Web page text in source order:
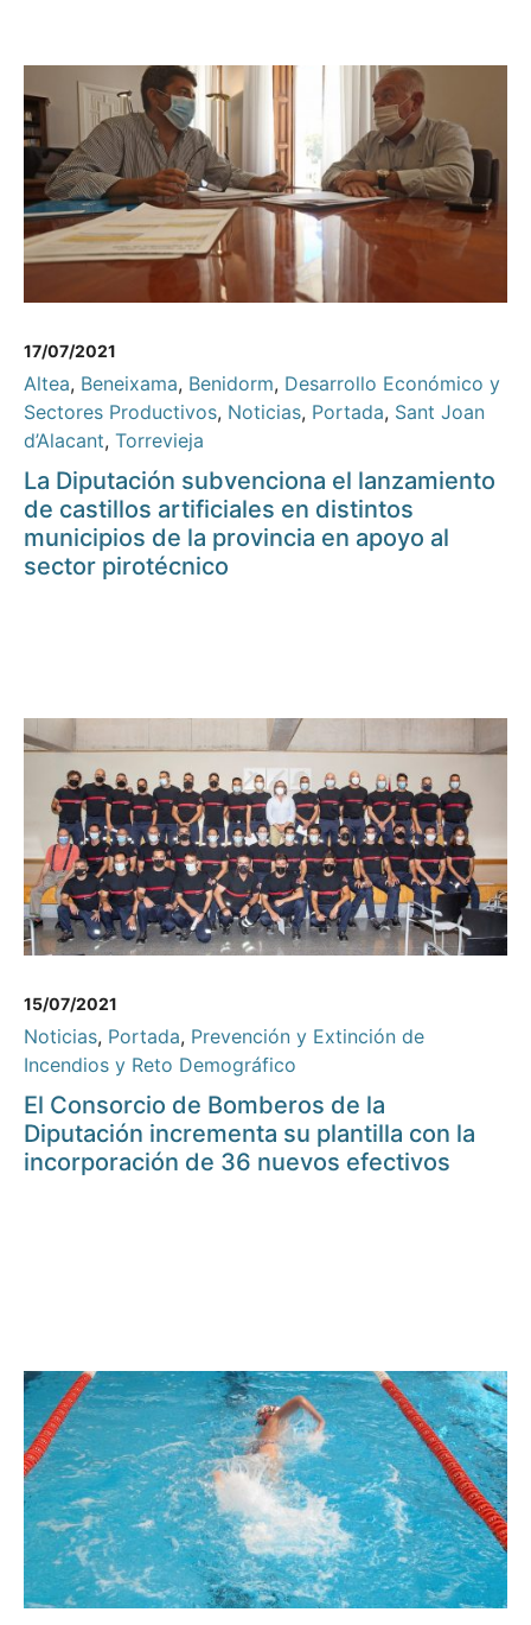
17/07/2021
Altea, Beneixama, Benidorm, Desarrollo Económico y
Sectores Productivos, Noticias, Portada, Sant Joan
d’Alacant, Torrevieja
La Diputación subvenciona el lanzamiento
de castillos artificiales en distintos
municipios de la provincia en apoyo al
sector pirotécnico
15/07/2021
Noticias, Portada, Prevención y Extinción de
Incendios y Reto Demográfico
El Consorcio de Bomberos de la
Diputación incrementa su plantilla con la
incorporación de 36 nuevos efectivos